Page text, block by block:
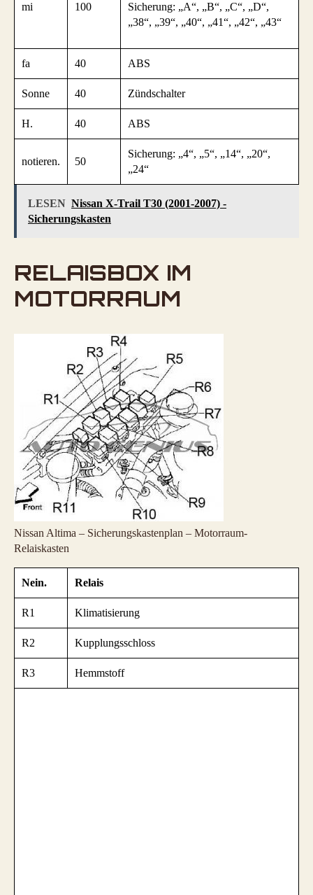
mi 100
Sicherung: „A“, „B“, „C“, „D“,
„38“, „39“, „40“, „41“, „42“, „43“
fa 40 ABS
Sonne 40 Zündschalter
H. 40 ABS
notieren. 50
Sicherung: „4“, „5“, „14“, „20“,
„24“
LESEN Nissan X-Trail T30 (2001-2007) -
Sicherungskasten
RELAISBOX IM
MOTORRAUM
Nissan Altima – Sicherungskastenplan – Motorraum-
Relaiskasten
Nein. Relais
R1 Klimatisierung
R2 Kupplungsschloss
R3 Hemmstoff